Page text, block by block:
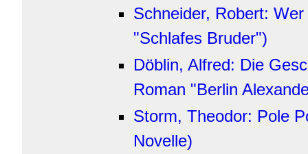
Schneider, Robert:
"Schlafes Bruder")
Döblin, Alfred: Die
Roman "Berlin
Storm, Theodor: Pole
Novelle)